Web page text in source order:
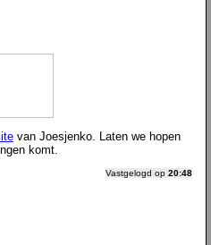
van Joesjenko. Laten we hopen
komt.
Vastgelogd op 20:48